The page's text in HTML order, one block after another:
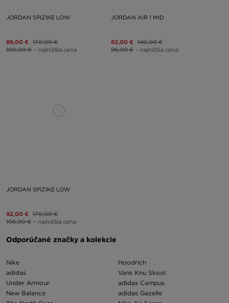
JORDAN SPIZIKE LOW
86,00 € 170,00 €
100,00 € – najnižšia cena
JORDAN AIR 1 MID
82,00 € 140,00 €
96,00 € – najnižšia cena
JORDAN SPIZIKE LOW
92,00 € 170,00 €
106,00 € – najnižšia cena
Odporúčané značky a kolekcie
Nike
adidas
Under Armour
New Balance
Hoodrich
Vans Knu Skool
adidas Campus
adidas Gazelle